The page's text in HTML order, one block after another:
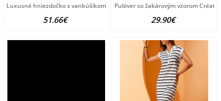
Luxusné hniezdočko s vankúšikom a perinkou
51.66€
Pulóver so žakárovým vzorom
29.90€